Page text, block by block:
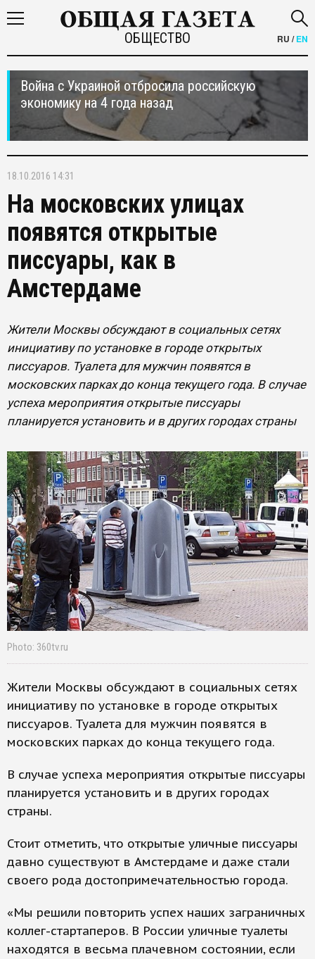
ОБЩЕСТВО RU /EN
Война с Украиной отбросила российскую
экономику на 4 года назад
18.10.2016 14:31
На московских улицах
появятся открытые
писсуары, как в
Амстердаме
Жители Москвы обсуждают в социальных сетях
инициативу по установке в городе открытых
писсуаров. Туалета для мужчин появятся в
московских парках до конца текущего года. В случае
успеха мероприятия открытые писсуары
планируется установить и в других городах страны
Photo: 360tv.ru
Жители Москвы обсуждают в социальных сетях
инициативу по установке в городе открытых
писсуаров. Туалета для мужчин появятся в
московских парках до конца текущего года.
В случае успеха мероприятия открытые писсуары
планируется установить и в других городах
страны.
Стоит отметить, что открытые уличные писсуары
давно существуют в Амстердаме и даже стали
своего рода достопримечательностью города.
«Мы решили повторить успех наших заграничных
коллег-стартаперов. В России уличные туалеты
находятся в весьма плачевном состоянии, если